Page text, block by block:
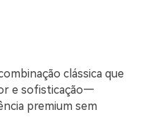
clássica que
e sofisticação—
premium sem